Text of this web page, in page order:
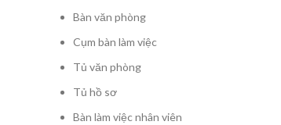
Bàn văn phòng
Cụm bàn làm việc
Tủ văn phòng
Tủ hồ sơ
Bàn làm việc nhân viên